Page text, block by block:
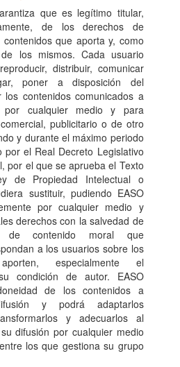
que es legítimo titular,
de los derechos de
que aporta y, como
los mismos. Cada usuario
distribuir, comunicar
poner a disposición del
contenidos comunicados a
cualquier medio y para
publicitario o de otro
y durante el máximo periodo
por el Real Decreto Legislativo
por el que se aprueba el Texto
de Propiedad Intelectual o
sustituir, pudiendo EASO
por cualquier medio y
derechos con la salvedad de
de contenido moral que
a los usuarios sobre los
especialmente el
condición de autor. EASO
de los contenidos a
y podrá adaptarlos
y adecuarlos al
difusión por cualquier medio
los que gestiona su grupo